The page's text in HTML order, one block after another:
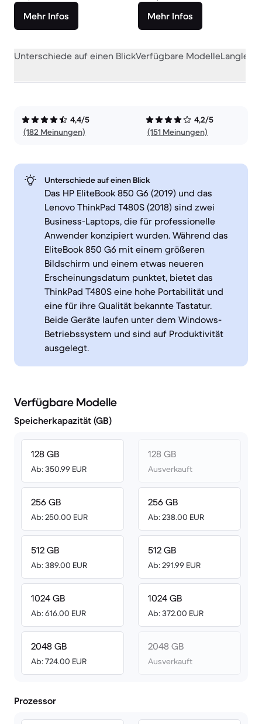
Mehr Infos Mehr Infos
Unterschiede auf einen BlickVerfügbare Modelle
4,4/5
(182 Meinungen)
4,2/5
(151 Meinungen)
Unterschiede auf einen Blick
Das HP EliteBook 850 G6 (2019) und das
Lenovo ThinkPad T480S (2018) sind zwei
Business-Laptops, die für professionelle
Anwender konzipiert wurden. Während das
EliteBook 850 G6 mit einem größeren
Bildschirm und einem etwas neueren
Erscheinungsdatum punktet, bietet das
ThinkPad T480S eine hohe Portabilität und
eine für ihre Qualität bekannte Tastatur.
Beide Geräte laufen unter dem Windows-
Betriebssystem und sind auf Produktivität
ausgelegt.
Verfügbare Modelle
Speicherkapazität (GB)
128 GB
Ab: 350.99 EUR
256 GB
Ab: 250.00 EUR
512 GB
Ab: 389.00 EUR
1024 GB
Ab: 616.00 EUR
2048 GB
Ab: 724.00 EUR
128 GB
Ausverkauft
256 GB
Ab: 238.00 EUR
512 GB
Ab: 291.99 EUR
1024 GB
Ab: 372.00 EUR
2048 GB
Ausverkauft
Prozessor